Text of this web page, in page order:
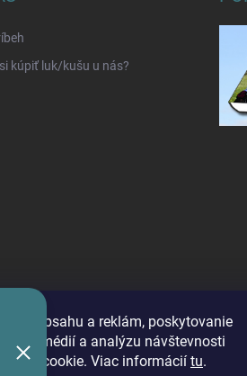
obsahu a reklám, poskytovanie
médií a analýzu návštevnosti
cookie. Viac informácií tu.
kúpiť luk/kušu u nás?